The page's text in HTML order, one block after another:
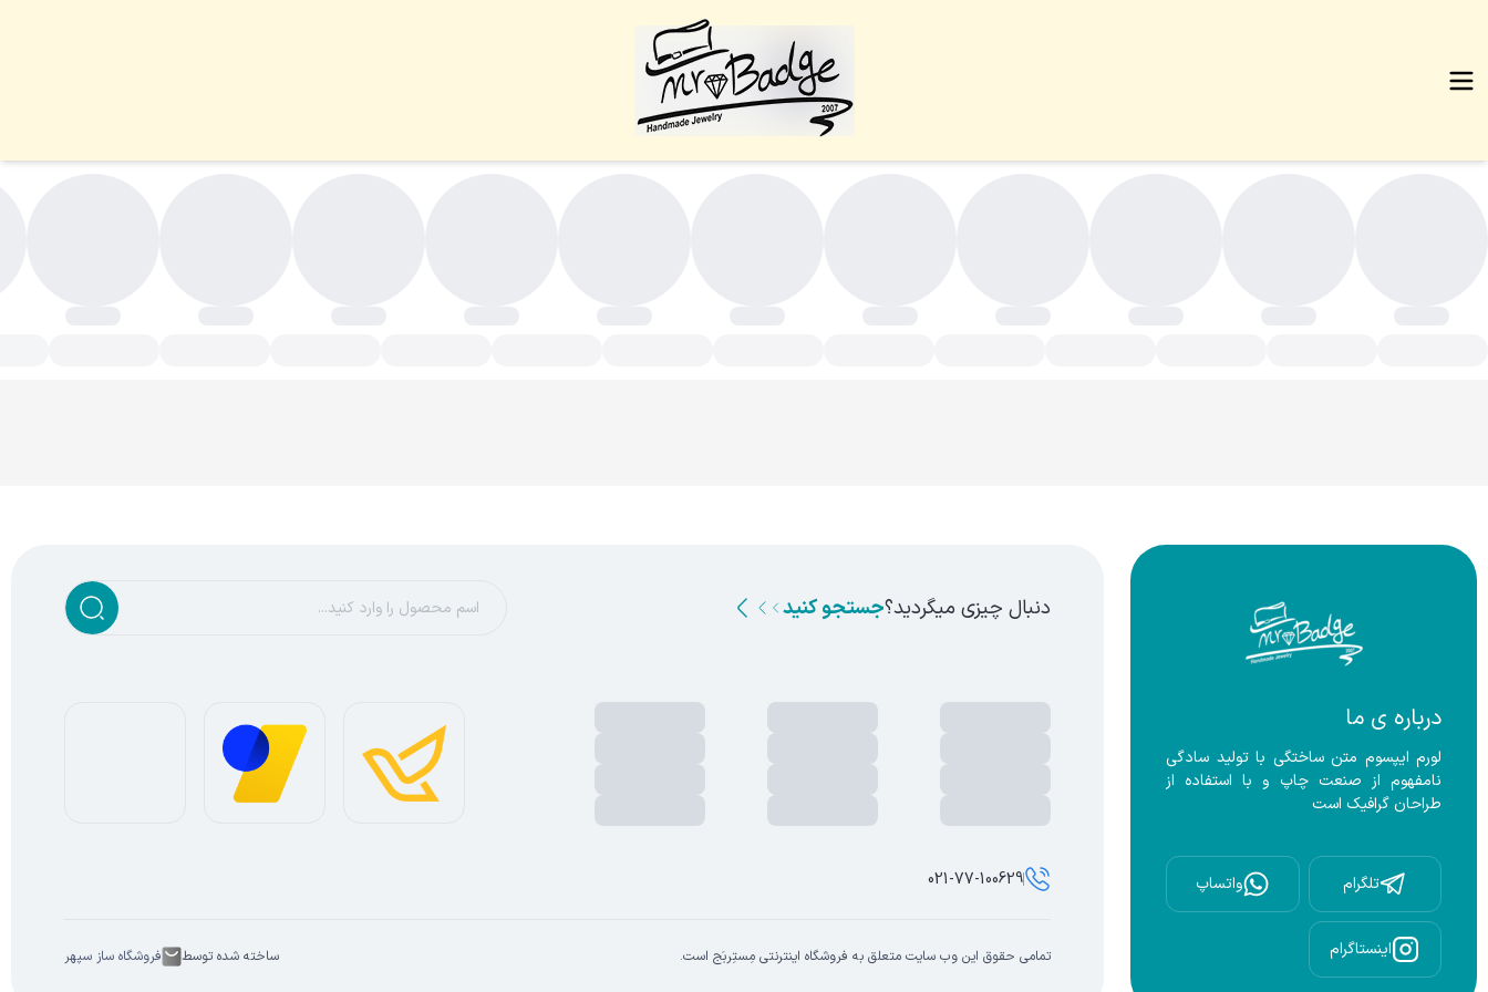
درباره ی ما
نامفهوم از صنعت چاپ و با استفاده از
طراحان گرافیک است
تلگرام واتساپ
اینستاگرام
دنبال چیزی میگردید؟جستجو کنید
021-77-100629
تمامی حقوق این وب سایت متعلق به فروشگاه اینترنتی مِستِربَج است. ساخته شده توسط فروشگاه ساز سپهر